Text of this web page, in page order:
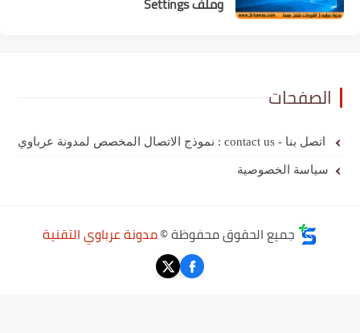
الصفحات
اتصل بنا - contact us : نموذج الاتصال المخصص لمدونة عرباوي
سياسة الخصوصية
جميع الحقوق محفوظة ©مدونة عرباوي التقنية